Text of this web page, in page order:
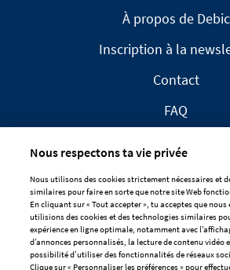
À propos de Debic
Inscription à la
Contact
FAQ
CLAUSE DE NON-
DÉCLARATION DE
POLITIQUE EN MATIÈRE DE
Nous respectons ta vie privée
Nous utilisons des cookies strictement nécessaires et
similaires pour faire en sorte que notre site Web
En cliquant sur « Tout accepter », tu acceptes que
utilisions des cookies et des technologies similaires
expérience en ligne optimale, notamment avec
d’annonces personnalisés, la lecture de contenu vidéo
possibilité d’utiliser des fonctionnalités de réseaux
Clique sur « Personnaliser les préférences » pour